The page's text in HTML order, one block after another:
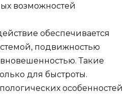
возможностей
обеспечивается
подвижностью
Такие
для быстроты.
особенностей